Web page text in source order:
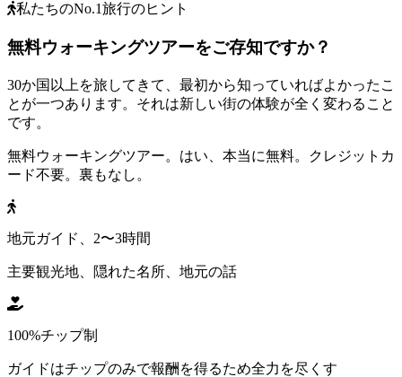
私たちのNo.1旅行のヒント
無料ウォーキングツアーをご存知ですか？
30か国以上を旅してきて、最初から知っていればよかったこ
とが一つあります。それは新しい街の体験が全く変わること
です。
無料ウォーキングツアー。はい、本当に無料。クレジットカ
ード不要。裏もなし。
地元ガイド、2〜3時間
主要観光地、隠れた名所、地元の話
100%チップ制
ガイドはチップのみで報酬を得るため全力を尽くす